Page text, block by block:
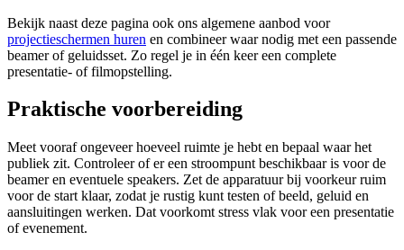
Bekijk naast deze pagina ook ons algemene aanbod voor
projectieschermen huren en combineer waar nodig met een passende
beamer of geluidsset. Zo regel je in één keer een complete
presentatie- of filmopstelling.
Praktische voorbereiding
Meet vooraf ongeveer hoeveel ruimte je hebt en bepaal waar het
publiek zit. Controleer of er een stroompunt beschikbaar is voor de
beamer en eventuele speakers. Zet de apparatuur bij voorkeur ruim
voor de start klaar, zodat je rustig kunt testen of beeld, geluid en
aansluitingen werken. Dat voorkomt stress vlak voor een presentatie
of evenement.